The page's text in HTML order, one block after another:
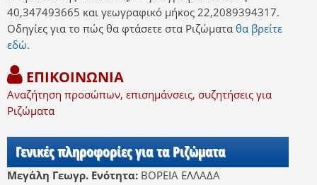
40,347493665 και γεωγραφικό μήκος 22,2089394317.
Οδηγίες για το πώς θα φτάσετε στα Ριζώματα θα βρείτε
εδώ.
ΕΠΙΚΟΙΝΩΝΙΑ
Αναζήτηση προσώπων, επισημάνσεις, συζητήσεις για
Ριζώματα
Γενικές πληροφορίες για τα Ριζώματα
Μεγάλη Γεωγρ. Ενότητα: ΒΟΡΕΙΑ ΕΛΛΑΔΑ